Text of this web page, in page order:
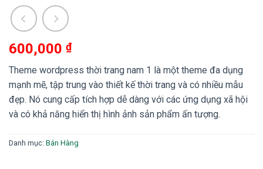
600,000 ₫
Theme wordpress thời trang nam 1 là một theme đa dụng
mạnh mẽ, tập trung vào thiết kế thời trang và có nhiều mẫu
đẹp. Nó cung cấp tích hợp dễ dàng với các ứng dụng xã hội
và có khả năng hiển thị hình ảnh sản phẩm ấn tượng.
Danh mục: Bán Hàng